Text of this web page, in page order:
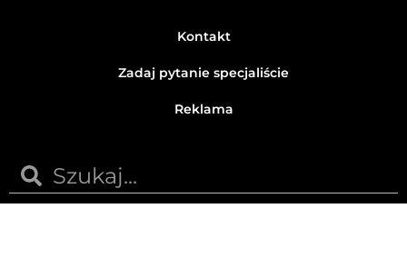
Kontakt
Zadaj pytanie specjaliście
Reklama